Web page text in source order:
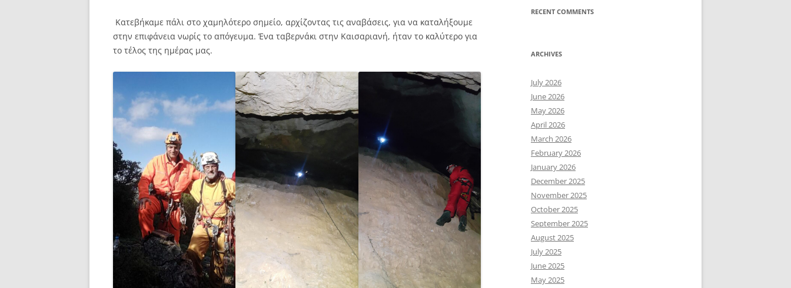
Κατεβήκαμε πάλι στο χαμηλότερο σημείο, αρχίζοντας τις αναβάσεις, για να καταλήξουμε
στην επιφάνεια νωρίς το απόγευμα. Ένα ταβερνάκι στην Καισαριανή, ήταν το καλύτερο για
το τέλος της ημέρας μας.
RECENT COMMENTS
ARCHIVES
July 2026
June 2026
May 2026
April 2026
March 2026
February 2026
January 2026
December 2025
November 2025
October 2025
September 2025
August 2025
July 2025
June 2025
May 2025